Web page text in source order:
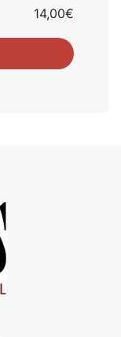
14,00€